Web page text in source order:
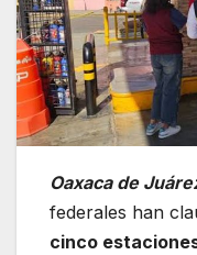
Oaxaca de
federales han
cinco